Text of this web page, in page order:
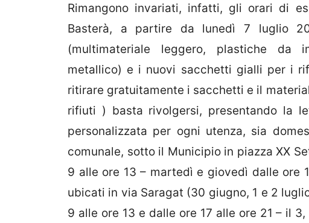
Rimangono invariati, infatti, gli orari di
Basterà, a partire da lunedì 7 luglio
(multimateriale leggero, plastiche da
metallico) e i nuovi sacchetti gialli per i
ritirare gratuitamente i sacchetti e il
rifiuti ) basta rivolgersi, presentando la
personalizzata per ogni utenza, sia
comunale, sotto il Municipio in piazza XX
9 alle ore 13 – martedì e giovedì dalle ore
ubicati in via Saragat (30 giugno, 1 e 2
9 alle ore 13 e dalle ore 17 alle ore 21 – il